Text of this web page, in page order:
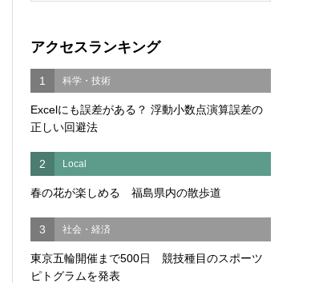
アクセスランキング
1 科学・技術
Excelにも誤差がある？ 浮動小数点演算誤差の
正しい回避法
2 Local
春の花が楽しめる 福島県内の散歩道
3 社会・経済
東京五輪開催まで500日 競技種目のスポーツ
ピトグラムを発表